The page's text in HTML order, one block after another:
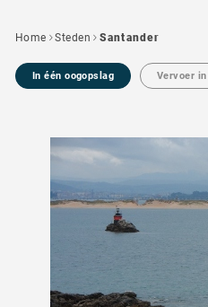
Home Steden Santander
In één oogopslag Vervoer